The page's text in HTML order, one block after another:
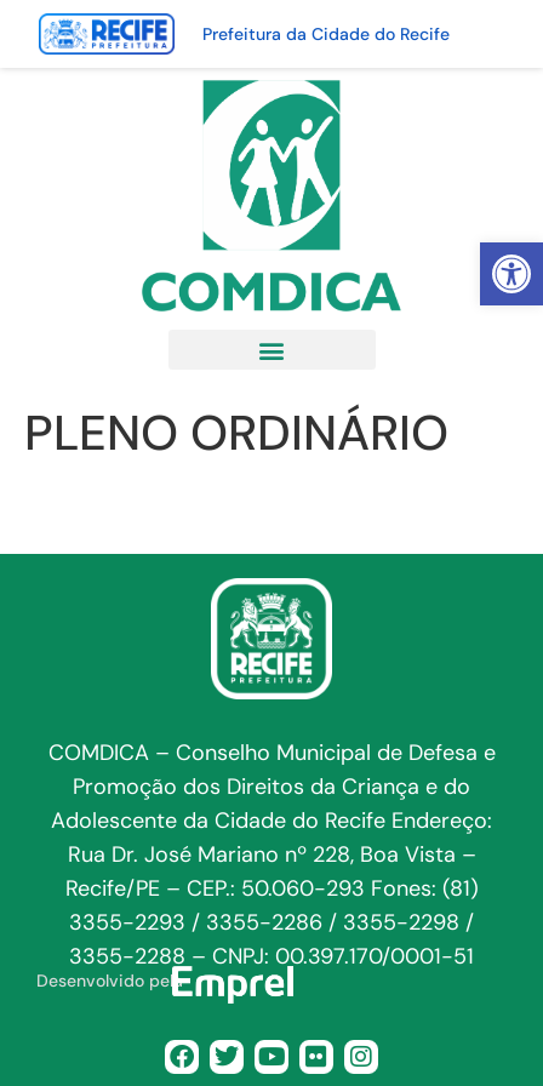
Abrir
Prefeitura da Cidade do Recife
PLENO ORDINÁRIO
COMDICA – Conselho Municipal de Defesa e
Promoção dos Direitos da Criança e do
Adolescente da Cidade do Recife Endereço:
Rua Dr. José Mariano nº 228, Boa Vista –
Recife/PE – CEP.: 50.060-293 Fones: (81)
3355-2293 / 3355-2286 / 3355-2298 /
3355-2288 – CNPJ: 00.397.170/0001-51
Desenvolvido pela